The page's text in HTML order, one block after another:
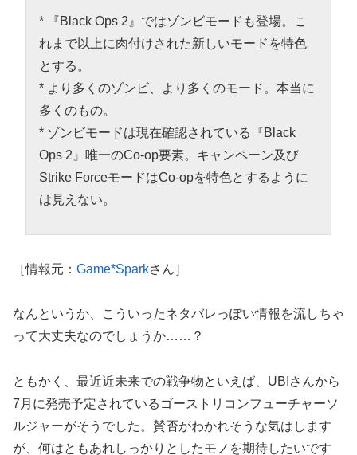
* 『Black Ops 2』ではゾンビモードも登場。こ
れまで以上に肉付けされた新しいモードを特色
とする。
* より多くのゾンビ、より多くのモード。本当に
多くのもの。
* ゾンビモードは現在確認されている『Black
Ops 2』唯一のCo-op要素。キャンペーン及び
Strike ForceモードはCo-opを特色とするように
は見えない。
［情報元： Game*Sparkさん］
なんというか、こういったネタバレっぽい情報を流しちゃ
って大丈夫なのでしょうか……？
ともかく、最近近未来での戦争物といえば、UBIさんから
7月に発売予定されているゴーストリコンフューチャーソ
ルジャーがそうでした。賛否がわかれそうな気はします
が、何はともあれしっかりとしたモノを期待したいです